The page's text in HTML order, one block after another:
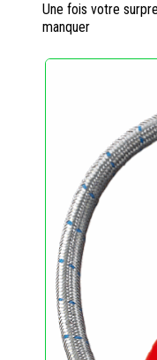
Une fois votre
manquer